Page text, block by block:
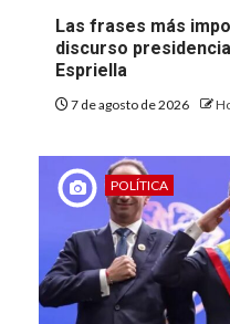
Las frases más
discurso
Espriella
7 de agosto de 2026
POLÍTICA